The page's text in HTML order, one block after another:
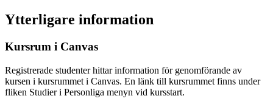
Ytterligare information
Kursrum i Canvas
Registrerade studenter hittar information för genomförande av
kursen i kursrummet i Canvas. En länk till kursrummet finns under
fliken Studier i Personliga menyn vid kursstart.